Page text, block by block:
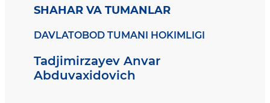
SHAHAR VA TUMANLAR
DAVLATOBOD TUMANI HOKIMLIGI
Tadjimirzayev Anvar
Abduvaxidovich